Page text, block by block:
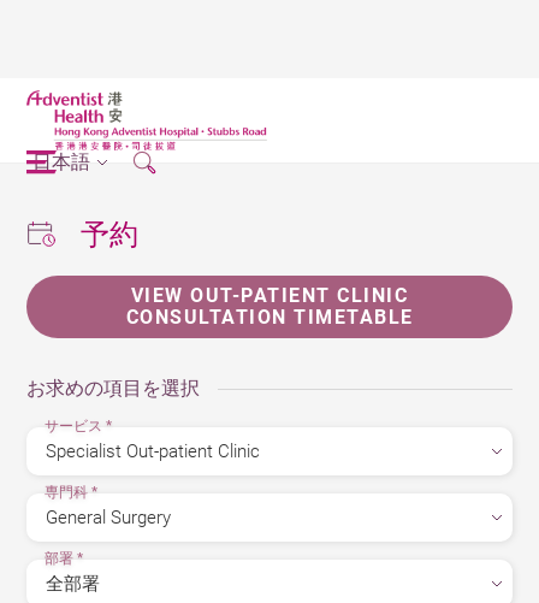
日本語
予約
VIEW OUT-PATIENT CLINIC
CONSULTATION TIMETABLE
お求めの項目を選択
サービス*
専門科*
部署*